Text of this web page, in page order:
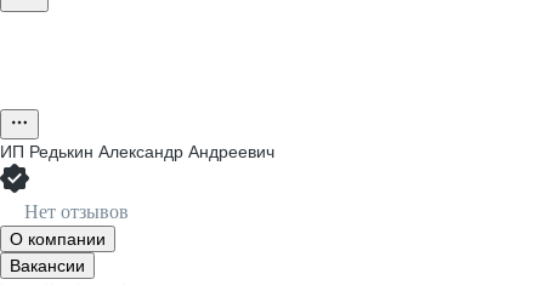
ИП Редькин Александр Андреевич
Нет отзывов
О компании
Вакансии